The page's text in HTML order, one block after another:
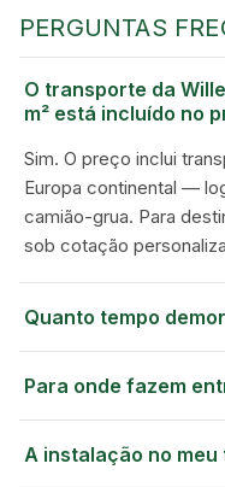
PERGUNTAS
O transporte da
m² está incluído no
Sim. O preço inclui
Europa continental —
camião-grua. Para
sob cotação
Quanto tempo
Para onde fazem
A instalação no